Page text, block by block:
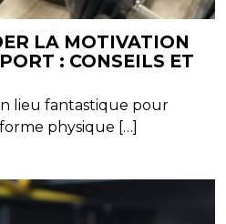
LA MOTIVATION
: CONSEILS ET
lieu fantastique pour
physique […]